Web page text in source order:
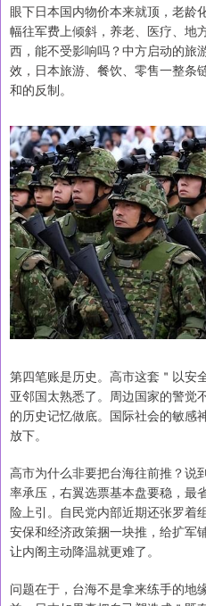
眼下日本国内物价本来就顶，老龄
幅往军费上倾斜，养老、医疗、地
西，能不受影响吗？中方启动的旅
效，日本旅游、餐饮、零售一整
和的反制。
第四笔账是历史。高市这套＂以安
亚邻国太熟悉了。周边国家的警觉
的历史记忆做底。国际社会的敏感
放下。
高市为什么非要把台海往前推？说
率承压，右翼选票基本盘要稳，最
险上引。自民党内部近期还张罗着
安保和经济政策捆一块推，给扩军
让内阁主动降温就更难了。
问题在于，台海不是拿来练手的地